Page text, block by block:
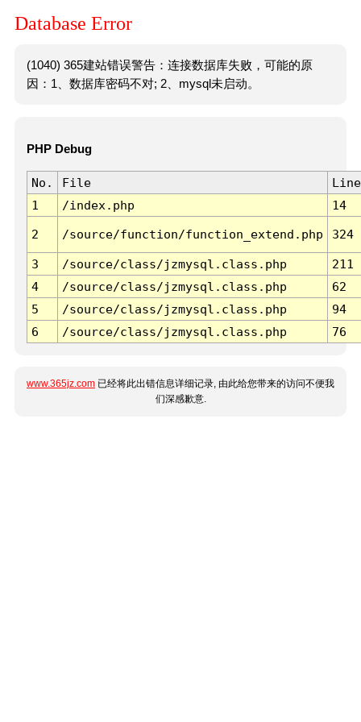
Database Error
(1040) 365建站错误警告：连接数据库失败，可能的原
因：1、数据库密码不对; 2、mysql未启动。
PHP Debug
No. File
Line
1
/index.php 14
2 /source/function/function_extend.php 324
3 /source/class/jzmysql.class.php
211
4
/source/class/jzmysql.class.php
62
5
/source/class/jzmysql.class.php
94
6
/source/class/jzmysql.class.php 76
www.365jz.com 已经将此出错信息详细记录, 由此给您带来的访问不便我
们深感歉意.